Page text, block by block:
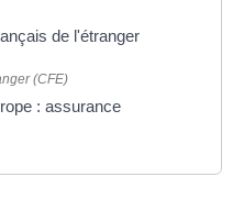
de l'étranger
(CFE)
: assurance